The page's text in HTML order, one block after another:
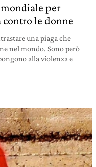
per
le donne
una piaga che
nel mondo. Sono però
alla violenza e